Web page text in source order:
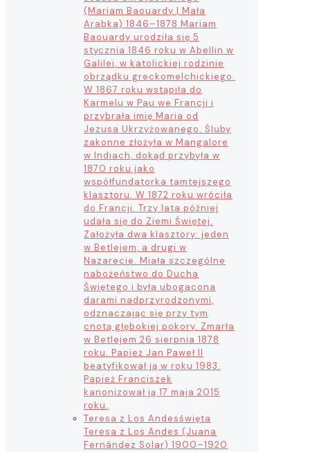
(Mariam Baouardy | Mała
Arabka) 1846–1878 Mariam
Baouardy urodziła się 5
stycznia 1846 roku w Abellin w
Galilei, w katolickiej rodzinie
obrządku greckomelchickiego.
W 1867 roku wstąpiła do
Karmelu w Pau we Francji i
przybrała imię Maria od
Jezusa Ukrzyżowanego. Śluby
zakonne złożyła w Mangalore
w Indiach, dokąd przybyła w
1870 roku jako
współfundatorka tamtejszego
klasztoru. W 1872 roku wróciła
do Francji. Trzy lata później
udała się do Ziemi Świętej.
Założyła dwa klasztory: jeden
w Betlejem, a drugi w
Nazarecie. Miała szczególne
nabożeństwo do Ducha
Świętego i była ubogacona
darami nadprzyrodzonymi,
odznaczając się przy tym
cnotą głębokiej pokory. Zmarła
w Betlejem 26 sierpnia 1878
roku. Papież Jan Paweł II
beatyfikował ją w roku 1983.
Papież Franciszek
kanonizował ją 17 maja 2015
roku.
Teresa z Los Andesświęta
Teresa z Los Andes (Juana
Fernández Solar) 1900–1920